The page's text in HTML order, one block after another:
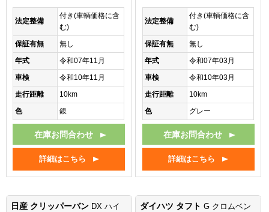
法定整備
付き(車輌価格に含
む)
保証有無
無し
年式
令和07年11月
車検
令和10年11月
走行距離
10km
色
銀
在庫お問合わせ
詳細はこちら
法定整備
付き(車輌価格に含
む)
保証有無
無し
年式
令和07年03月
車検
令和10年03月
走行距離
10km
色
グレー
在庫お問合わせ
詳細はこちら
日産 クリッパーバン DX ハイ
ダイハツ タフトG クロムベン